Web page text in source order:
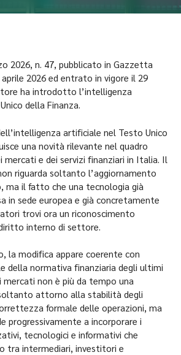
2026, n. 47, pubblicato in Gazzetta
2026 ed entrato in vigore il 29
ha introdotto l’intelligenza
della Finanza.
artificiale nel Testo Unico
una novità rilevante nel quadro
mercati e dei servizi finanziari in Italia. Il
riguarda soltanto l’aggiornamento
ma il fatto che una tecnologia già
in sede europea e già concretamente
trovi ora un riconoscimento
interno di settore.
la modifica appare coerente con
della normativa finanziaria degli ultimi
non è più da tempo una
attorno alla stabilità degli
formale delle operazioni, ma
progressivamente a incorporare i
tecnologici e informativi che
tra intermediari, investitori e